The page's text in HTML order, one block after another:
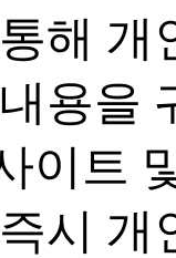
해 개
용을
이트
시